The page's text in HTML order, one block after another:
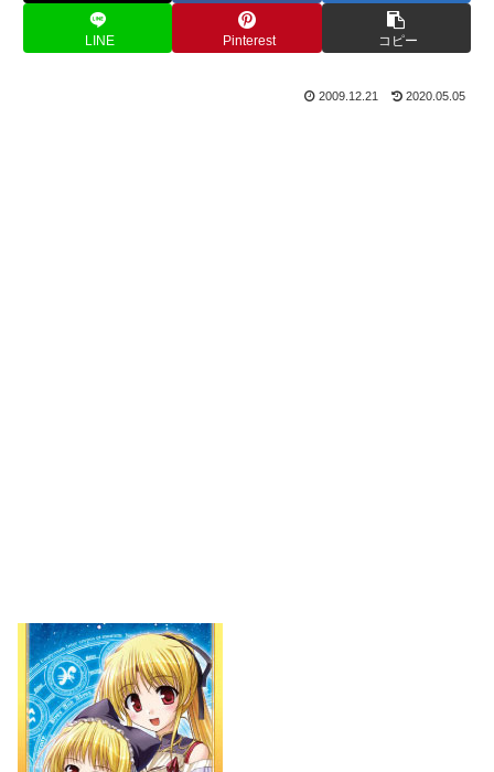
LINE Pinterest コピー
2009.12.21 2020.05.05